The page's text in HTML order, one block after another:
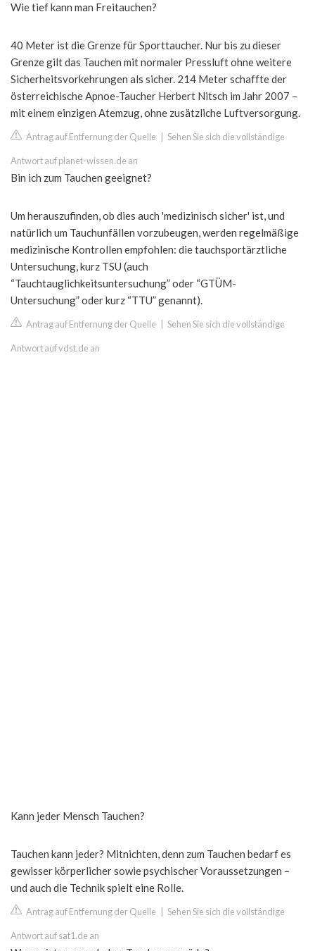
Wie tief kann man Freitauchen?
40 Meter ist die Grenze für Sporttaucher. Nur bis zu dieser
Grenze gilt das Tauchen mit normaler Pressluft ohne weitere
Sicherheitsvorkehrungen als sicher. 214 Meter schaffte der
österreichische Apnoe-Taucher Herbert Nitsch im Jahr 2007 –
mit einem einzigen Atemzug, ohne zusätzliche Luftversorgung.
Antrag auf Entfernung der Quelle Sehen Sie sich die vollständige
Antwort auf planet-wissen.de an
Bin ich zum Tauchen geeignet?
Um herauszufinden, ob dies auch 'medizinisch sicher' ist, und
natürlich um Tauchunfällen vorzubeugen, werden regelmäßige
medizinische Kontrollen empfohlen: die tauchsportärztliche
Untersuchung, kurz TSU (auch
“Tauchtauglichkeitsuntersuchung” oder “GTÜM-
Untersuchung” oder kurz “TTU” genannt).
Antrag auf Entfernung der Quelle Sehen Sie sich die vollständige
Antwort auf vdst.de an
Kann jeder Mensch Tauchen?
Tauchen kann jeder? Mitnichten, denn zum Tauchen bedarf es
gewisser körperlicher sowie psychischer Voraussetzungen –
und auch die Technik spielt eine Rolle.
Antrag auf Entfernung der Quelle Sehen Sie sich die vollständige
Antwort auf sat1.de an